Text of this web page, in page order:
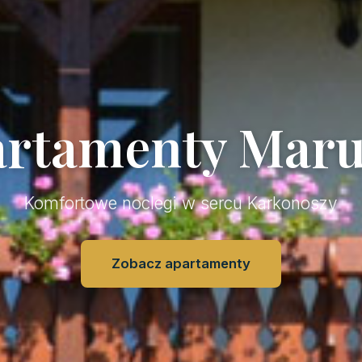
Komfortowe noclegi w sercu Karkonoszy
Zobacz apartamenty